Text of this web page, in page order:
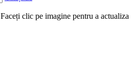
Faceți clic pe imagine pentru a actualiza